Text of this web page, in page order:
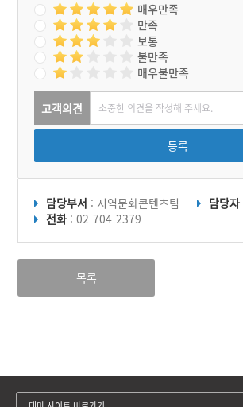
매우만족
만족
보통
불만족
매우불만족
고객의견
등록
담당부서 : 지역문화콘텐츠팀 담당자
전화 : 02-704-2379
목록